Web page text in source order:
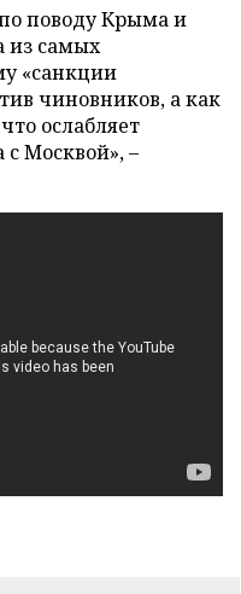
поводу Крыма и
из самых
«санкции
чиновников, а как
ослабляет
Москвой», –